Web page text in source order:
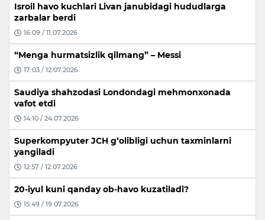
Isroil havo kuchlari Livan janubidagi hududlarga
zarbalar berdi
16:09 / 11.07.2026
“Menga hurmatsizlik qilmang” – Messi
17:03 / 12.07.2026
Saudiya shahzodasi Londondagi mehmonxonada
vafot etdi
14:10 / 24.07.2026
Superkompyuter JCH g‘olibligi uchun taxminlarni
yangiladi
12:57 / 12.07.2026
20-iyul kuni qanday ob-havo kuzatiladi?
15:49 / 19.07.2026